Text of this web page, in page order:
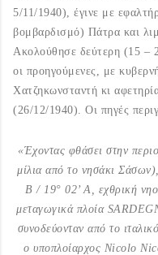
5/11/1940), έγινε με
βομβαρδισμό) Πάτρα και
Ακολούθησε δεύτερη (15 –
οι προηγούμενες, με
Χατζηκωνσταντή κι
(26/12/1940). Οι πηγές
«Έχοντας φθάσει στην
μίλια από το νησάκι
Β / 19° 02’ Α, εχθρική
μεταγωγικά πλοία
συνοδεύονταν από το
ο υποπλοίαρχος Nicolo